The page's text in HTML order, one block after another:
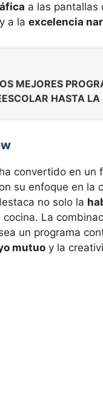
a las pantallas
a la excelencia
MEJORES
HASTA
convertido en un
su enfoque en la
no solo la
La
un programa
mutuo y la